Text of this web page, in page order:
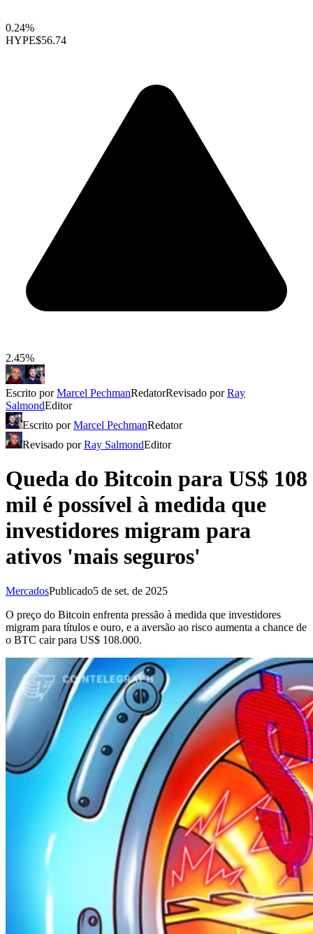
0.24%
HYPE$56.74
2.45%
Escrito porMarcel PechmanRedatorRevisado porRay
SalmondEditor
Escrito porMarcel PechmanRedator
Revisado porRay SalmondEditor
Queda do Bitcoin para US$ 108
mil é possível à medida que
investidores migram para
ativos 'mais seguros'
MercadosPublicado5 de set. de 2025
O preço do Bitcoin enfrenta pressão à medida que investidores
migram para títulos e ouro, e a aversão ao risco aumenta a chance de
o BTC cair para US$ 108.000.